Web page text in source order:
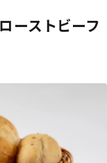
ーストビーフ